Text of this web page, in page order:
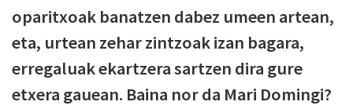
oparitxoak banatzen dabez umeen artean,
eta, urtean zehar zintzoak izan bagara,
erregaluak ekartzera sartzen dira gure
etxera gauean. Baina nor da Mari Domingi?